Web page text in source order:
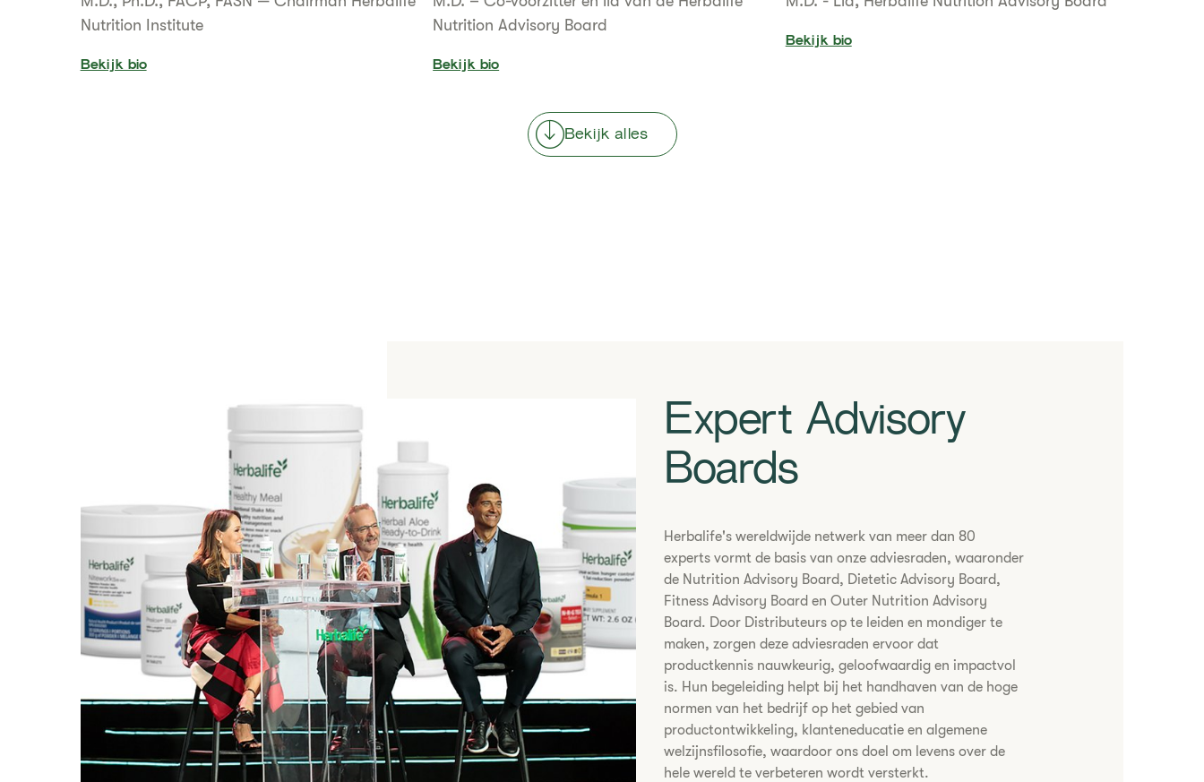
Nutrition Institute
Bekijk bio
Nutrition Advisory Board
Bekijk bio
Bekijk bio
Bekijk alles
​​Expert Advisory
Boards​
​Herbalife's wereldwijde netwerk van meer dan 80
experts vormt de basis van onze adviesraden, waaronder
de Nutrition Advisory Board, Dietetic Advisory Board,
Fitness Advisory Board en Outer Nutrition Advisory
Board. Door Distributeurs op te leiden en mondiger te
maken, zorgen deze adviesraden ervoor dat
productkennis nauwkeurig, geloofwaardig en impactvol
is. Hun begeleiding helpt bij het handhaven van de hoge
normen van het bedrijf op het gebied van
productontwikkeling, klanteneducatie en algemene
welzijnsfilosofie, waardoor ons doel om levens over de
hele wereld te verbeteren wordt versterkt.